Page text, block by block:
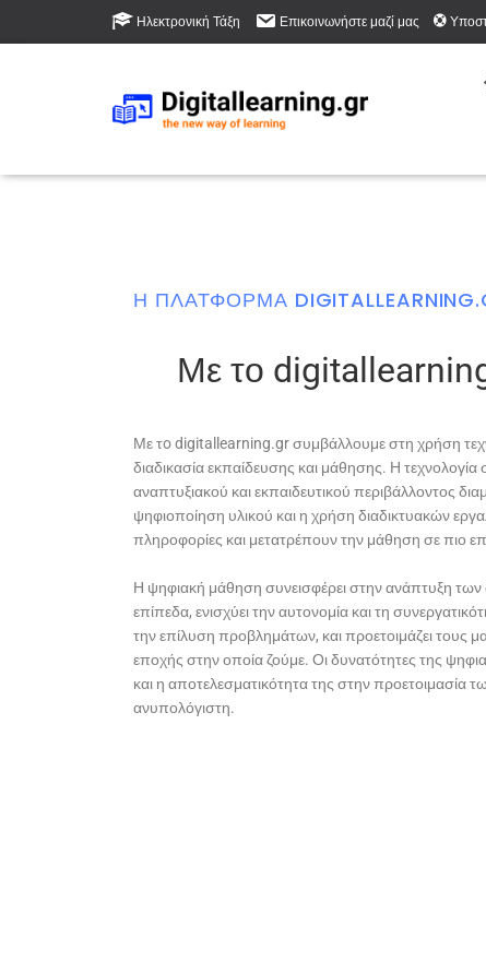
Ηλεκτρονική Τάξη Επικοινωνήστε μαζί μας
Η ΠΛΑΤΦΟΡΜΑ
Με το
Με τo digitallearning.gr συμβάλλουμε στη χρήση
διαδικασία εκπαίδευσης και μάθησης. Η τεχνολογία
αναπτυξιακού και εκπαιδευτικού περιβάλλοντος
ψηφιοποίηση υλικού και η χρήση διαδικτυακών
πληροφορίες και μετατρέπουν την μάθηση σε πιο
Η ψηφιακή μάθηση συνεισφέρει στην ανάπτυξη
επίπεδα, ενισχύει την αυτονομία και τη
την επίλυση προβλημάτων, και προετοιμάζει τους
εποχής στην οποία ζούμε. Οι δυνατότητες της
και η αποτελεσματικότητα της στην προετοιμασία
ανυπολόγιστη.